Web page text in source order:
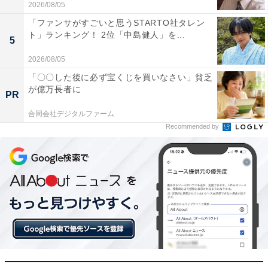
こちらもおすすめ
「理想の地方暮らしが送れそうな都道府県」ラ
ンキング！ 3位 山梨県、2位長野県、1位は？
2026/08/05
5
「ファンサがすごいと思うSTARTO社タレン
ト」ランキング！ 2位「中島健人」を...
2026/08/05
PR
「〇〇した後に必ず宝くじを買いなさい」貧乏
が億万長者に
合同会社デジタルファーム
Recommended by